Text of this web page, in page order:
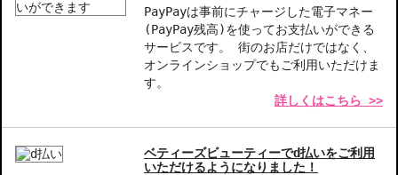
ざいませんのでご安心ください。
◇この商品はラッピングができません。
JAN/UPC：729238190283
PayPayは事前にチャージした電子マネー
(PayPay残高)を使ってお支払いができる
サービスです。 街のお店だけではなく、
オンラインショップでもご利用いただけま
す。
詳しくはこちら >>
ベティーズビューティーでd払いをご利用
いただけるようになりました！